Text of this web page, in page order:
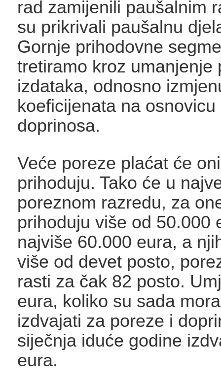
rad zamijenili paušalnim
su prikrivali paušalnu
Gornje prihodovne
tretiramo kroz umanjenje
izdataka, odnosno
koeficijenata na
doprinosa.
Veće poreze plaćat će
prihoduju. Tako će u
poreznom razredu, za
prihoduju više od 50.000
najviše 60.000 eura, a
više od devet posto,
rasti za čak 82 posto.
eura, koliko su sada
izdvajati za poreze i
siječnja iduće godine
eura.